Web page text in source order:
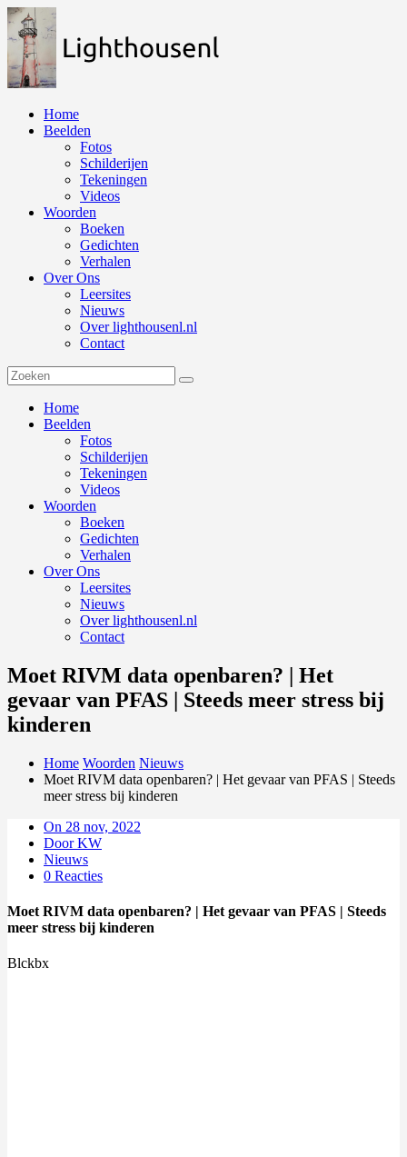
Naar
de
inhoud
springen
Home
Beelden
Fotos
Schilderijen
Tekeningen
Videos
Woorden
Boeken
Gedichten
Verhalen
Over Ons
Leersites
Nieuws
Over lighthousenl.nl
Contact
Home
Beelden
Fotos
Schilderijen
Tekeningen
Videos
Woorden
Boeken
Gedichten
Verhalen
Over Ons
Leersites
Nieuws
Over lighthousenl.nl
Contact
Moet RIVM data openbaren? | Het
gevaar van PFAS | Steeds meer stress bij
kinderen
Home Woorden Nieuws
Moet RIVM data openbaren? | Het gevaar van PFAS | Steeds
meer stress bij kinderen
On 28 nov, 2022
Door KW
Nieuws
0 Reacties
Moet RIVM data openbaren? | Het gevaar van PFAS | Steeds
meer stress bij kinderen
Blckbx